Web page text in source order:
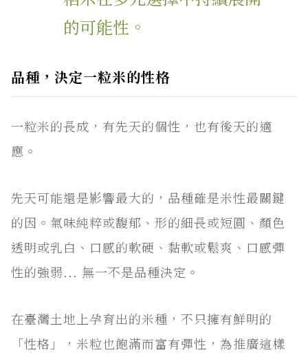
的可能性。
品種，決定一粒米的性格
一粒米的長成，有先天的個性，也有後天的適
應。
先天可能還是影響最大的，品種確是米性最關鍵
的因。氣味純粹或馥郁、形的細長或短圓、顏色
透明或乳白、口感的軟硬、黏軟或鬆爽、口感彈
性的強弱... 無一不是品種決定。
在臺灣土地上孕育出的米種，不只擁有鮮明的
「性格」，米粒也飽滿而富有彈性，為推廣這樣